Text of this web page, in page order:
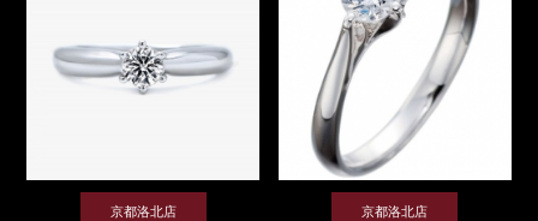
京都洛北店 京都洛北店